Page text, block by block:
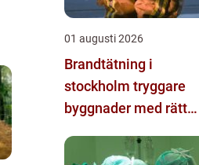
01 augusti 2026
Brandtätning i
stockholm tryggare
byggnader med rätt